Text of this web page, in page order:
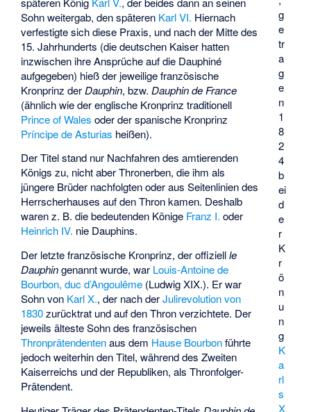
g
e
tr
a
g
e
n
1
8
2
4
b
ei
d
e
r
K
r
ö
n
u
n
g
K
a
rl
s
X
Sohn weitergab, den späteren Karl VI. Hiernach
verfestigte sich diese Praxis, und nach der Mitte des
15. Jahrhunderts (die deutschen Kaiser hatten
inzwischen ihre Ansprüche auf die Dauphiné
aufgegeben) hieß der jeweilige französische
Kronprinz derDauphin, bzw.Dauphin de France
(ähnlich wie der englische Kronprinz traditionell
Prince of Wales oder der spanische Kronprinz
Príncipe de Asturias heißen).
Der Titel stand nur Nachfahren des amtierenden
Königs zu, nicht aber Thronerben, die ihm als
jüngere Brüder nachfolgten oder aus Seitenlinien des
Herrscherhauses auf den Thron kamen. Deshalb
waren z. B. die bedeutenden Könige Franz I. oder
Heinrich IV. nie Dauphins.
Der letzte französische Kronprinz, der offiziellle
Dauphingenannt wurde, war Louis-Antoine de
Bourbon, duc d’Angoulême (Ludwig XIX.). Er war
Sohn von Karl X., der nach derJulirevolution von
1830zurücktrat und auf den Thron verzichtete. Der
jeweils älteste Sohn des französischen
Thronprätendentenaus dem Hause Bourbonführte
jedoch weiterhin den Titel, während des Zweiten
Kaiserreichs und der Republiken, als Thronfolger-
Prätendent.